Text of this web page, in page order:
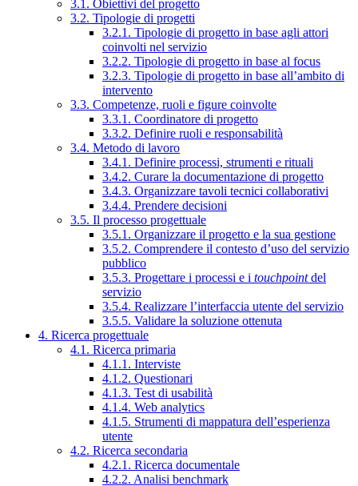
3.1. Obiettivi del progetto
3.2. Tipologie di progetti
3.2.1. Tipologie di progetto in base agli attori
coinvolti nel servizio
3.2.2. Tipologie di progetto in base al focus
3.2.3. Tipologie di progetto in base all’ambito di
intervento
3.3. Competenze, ruoli e figure coinvolte
3.3.1. Coordinatore di progetto
3.3.2. Definire ruoli e responsabilità
3.4. Metodo di lavoro
3.4.1. Definire processi, strumenti e rituali
3.4.2. Curare la documentazione di progetto
3.4.3. Organizzare tavoli tecnici collaborativi
3.4.4. Prendere decisioni
3.5. Il processo progettuale
3.5.1. Organizzare il progetto e la sua gestione
3.5.2. Comprendere il contesto d’uso del servizio
pubblico
3.5.3. Progettare i processi e i touchpointdel
servizio
3.5.4. Realizzare l’interfaccia utente del servizio
3.5.5. Validare la soluzione ottenuta
4. Ricerca progettuale
4.1. Ricerca primaria
4.1.1. Interviste
4.1.2. Questionari
4.1.3. Test di usabilità
4.1.4. Web analytics
4.1.5. Strumenti di mappatura dell’esperienza
utente
4.2. Ricerca secondaria
4.2.1. Ricerca documentale
4.2.2. Analisi benchmark